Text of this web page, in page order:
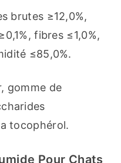
brutes ≥12,0%,
fibres ≤1,0%,
≤85,0%.
gomme de
tocophérol.
Pour Chats